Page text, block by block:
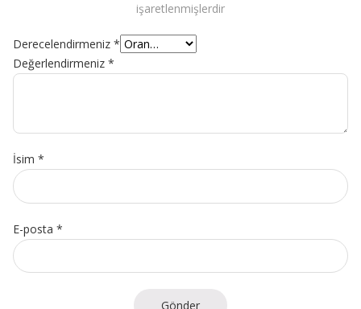
işaretlenmişlerdir
Derecelendirmeniz *
Değerlendirmeniz *
İsim *
E-posta *